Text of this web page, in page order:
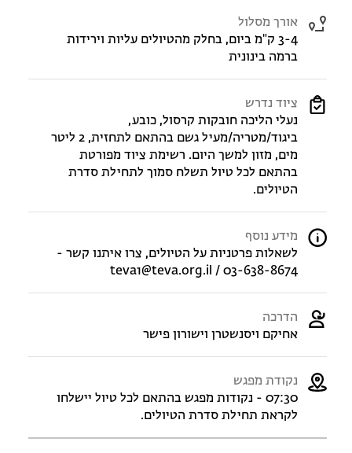
אורך מסלול
3-4 ק"מ ביום, בחלק מהטיולים עליות וירידות
ברמה בינונית
ציוד נדרש
נעלי הליכה חובקות קרסול, כובע,
ביגוד/מטריה/מעיל גשם בהתאם לתחזית, 2 ליטר
מים, מזון למשך היום. רשימת ציוד מפורטת
בהתאם לכל טיול תשלח סמוך לתחילת סדרת
הטיולים.
מידע נוסף
לשאלות פרטניות על הטיולים, צרו איתנו קשר -
teva1@teva.org.il / 03-638-8674
הדרכה
אחיקם ויסנשטרן וישורון פישר
נקודת מפגש
07:30 - נקודות מפגש בהתאם לכל טיול יישלחו
לקראת תחילת סדרת הטיולים.